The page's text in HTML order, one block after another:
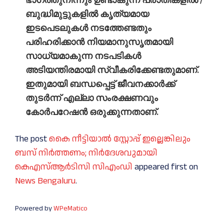
ബുദ്ധിമുട്ടുകളില്‍ കൃത്യമായ
ഇടപെടലുകള്‍ നടത്തേണ്ടതും
പരിഹരിക്കാന്‍ നിയമാനുസൃതമായി
സാധ്യമാകുന്ന നടപടികള്‍
അടിയന്തിരമായി സ്വീകരിക്കേണ്ടതുമാണ്.
ഇതുമായി ബന്ധപ്പെട്ട് ജീവനക്കാര്‍ക്ക്
തുടര്‍ന്ന് എല്ലാ സംരക്ഷണവും
കോര്‍പറേഷന്‍ ഒരുക്കുന്നതാണ്.
The postകൈ നീട്ടിയാൽ സ്റ്റോപ്പ് ഇല്ലെങ്കിലും
ബസ് നിർത്തണം; നിർദേശവുമായി
കെഎസ്ആർടിസി സിഎംഡി appeared first on
News Bengaluru.
Powered byWPeMatico